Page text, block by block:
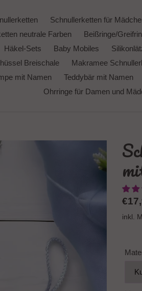
Schnullerketten für
neutrale Farben
Beißringe/
Häkel-Sets
Baby Mobiles
Breischale
Makramee
mit Namen
Teddybär mit Namen
Ohrringe für Damen und
inkl.